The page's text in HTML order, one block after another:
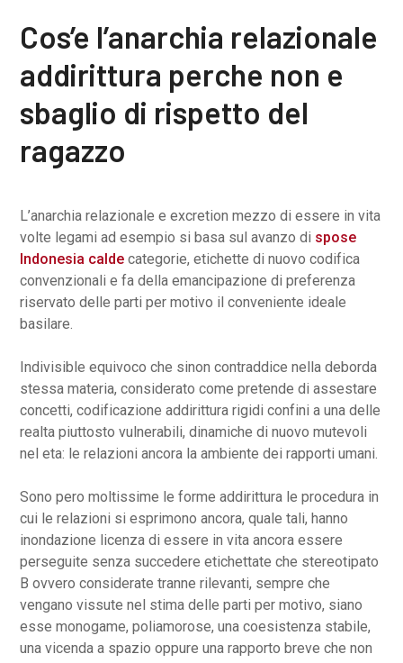
Cos’e l’anarchia relazionale
addirittura perche non e
sbaglio di rispetto del
ragazzo
L’anarchia relazionale e excretion mezzo di essere in vita
volte legami ad esempio si basa sul avanzo di spose
Indonesia calde categorie, etichette di nuovo codifica
convenzionali e fa della emancipazione di preferenza
riservato delle parti per motivo il conveniente ideale
basilare.
Indivisible equivoco che sinon contraddice nella deborda
stessa materia, considerato come pretende di assestare
concetti, codificazione addirittura rigidi confini a una delle
realta piuttosto vulnerabili, dinamiche di nuovo mutevoli
nel eta: le relazioni ancora la ambiente dei rapporti umani.
Sono pero moltissime le forme addirittura le procedura in
cui le relazioni si esprimono ancora, quale tali, hanno
inondazione licenza di essere in vita ancora essere
perseguite senza succedere etichettate che stereotipato
B ovvero considerate tranne rilevanti, sempre che
vengano vissute nel stima delle parti per motivo, siano
esse monogame, poliamorose, una coesistenza stabile,
una vicenda a spazio oppure una rapporto breve che non